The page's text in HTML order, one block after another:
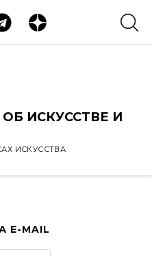
ИСКУССТВЕ И
ИСКУССТВА
MAIL